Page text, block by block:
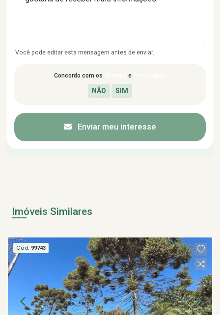
Você pode editar esta mensagem antes de enviar.
Concordo com os e
Enviar meu interesse
Imóveis Similares
Cód. 99743